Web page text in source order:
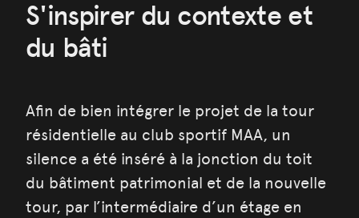
S'inspirer du contexte et
du bâti
Afin de bien intégrer le projet de la tour
résidentielle au club sportif MAA, un
silence a été inséré à la jonction du toit
du bâtiment patrimonial et de la nouvelle
tour, par l’intermédiaire d’un étage en